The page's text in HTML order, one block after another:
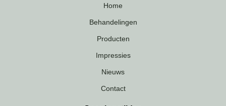
Home
Behandelingen
Producten
Impressies
Nieuws
Contact